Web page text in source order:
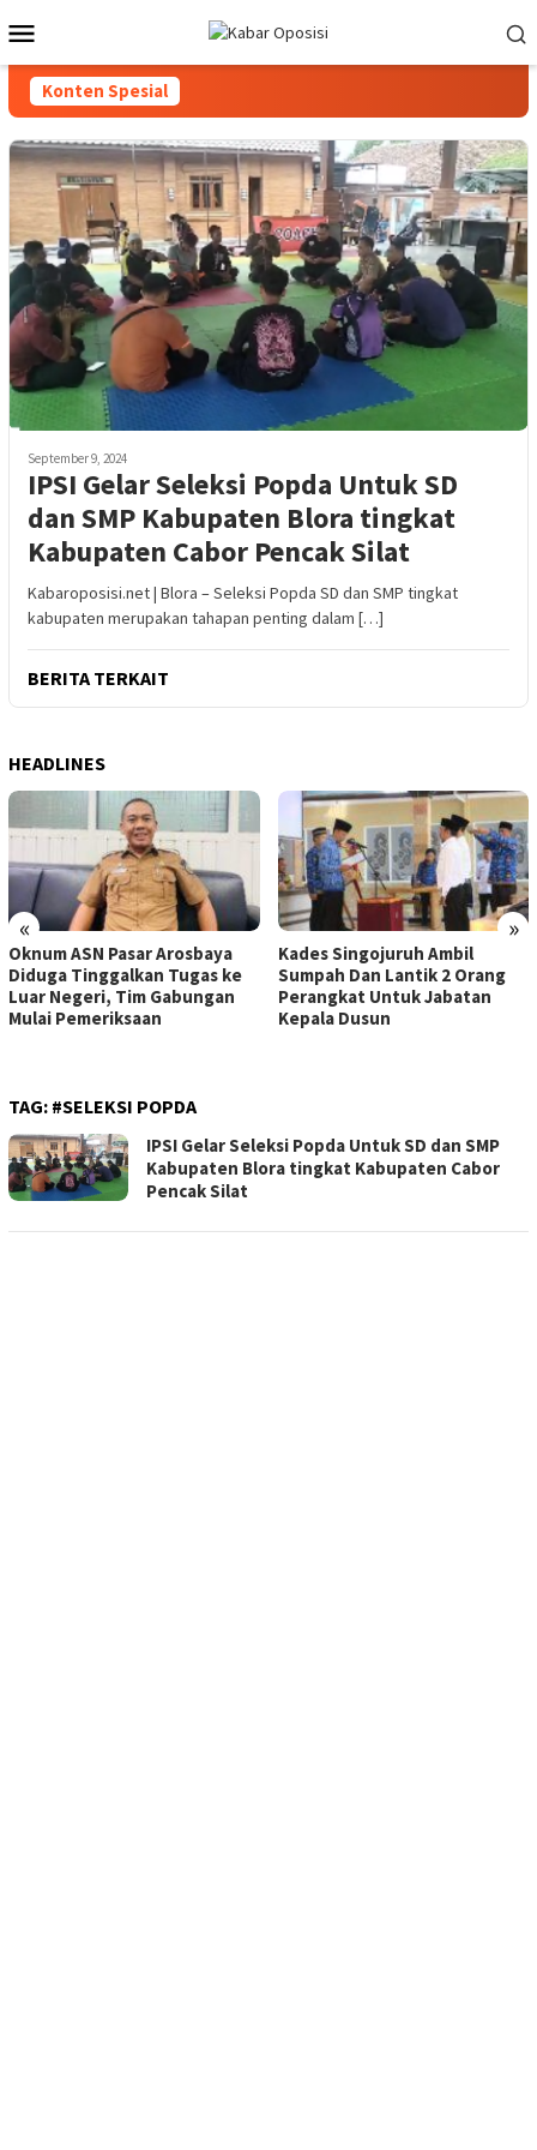
ke
kontenMobile
Konten Spesial
September 9, 2024
IPSI Gelar Seleksi Popda Untuk SD
dan SMP Kabupaten Blora tingkat
Kabupaten Cabor Pencak Silat
Kabaroposisi.net | Blora – Seleksi Popda SD dan SMP tingkat
kabupaten merupakan tahapan penting dalam […]
BERITA TERKAIT
HEADLINES
« »
Oknum ASN Pasar Arosbaya
Diduga Tinggalkan Tugas ke
Luar Negeri, Tim Gabungan
Mulai Pemeriksaan
Kades Singojuruh Ambil
Sumpah Dan Lantik 2 Orang
Perangkat Untuk Jabatan
Kepala Dusun
TAG: #SELEKSI POPDA
IPSI Gelar Seleksi Popda Untuk SD dan SMP
Kabupaten Blora tingkat Kabupaten Cabor
Pencak Silat